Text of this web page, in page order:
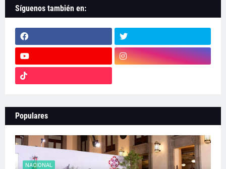
Síguenos también en:
Populares
NACIONAL